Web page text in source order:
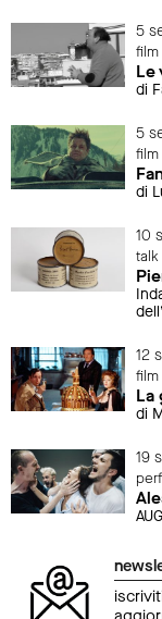
5
Le
di
5
di
10
talk
12
La
di
19